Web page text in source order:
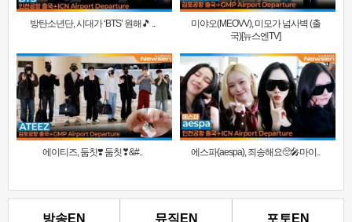
방탄소년단, 시대가 ‘BTS’ 원해🎵 ..
미야오(MEOVV), 미모가 넘사벽 (출
국)[뉴스엔TV]
에이티즈, 둠칫❣️ 둠칫❣&#.. 에스파(aespa), 죄송해요🥺🎤마이..
방송EN 뮤직EN 포토EN